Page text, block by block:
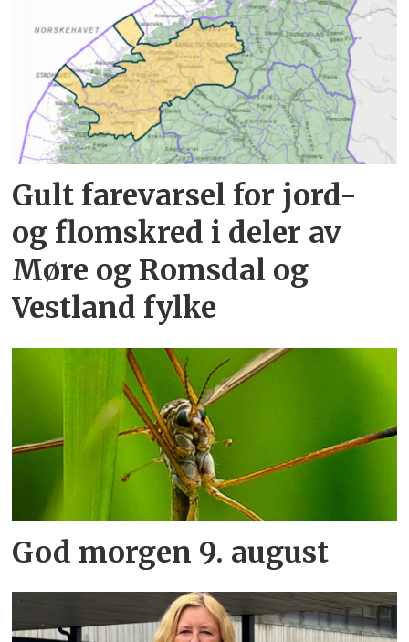
Gult farevarsel for jord-
og flomskred i deler av
Møre og Romsdal og
Vestland fylke
God morgen 9. august